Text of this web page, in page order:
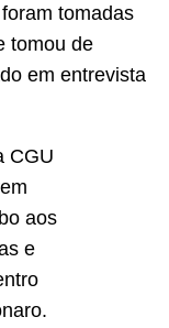
tomadas
tomou de
em entrevista
CGU
aos
e